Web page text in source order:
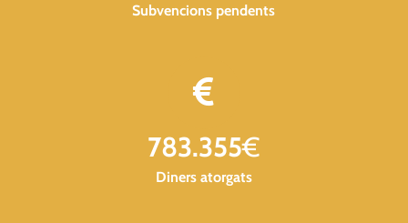
Subvencions pendents
783.355€
Diners atorgats